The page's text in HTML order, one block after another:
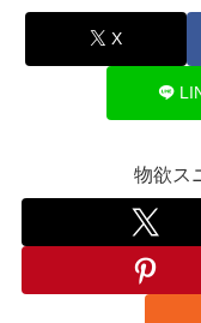
X
物欲ス